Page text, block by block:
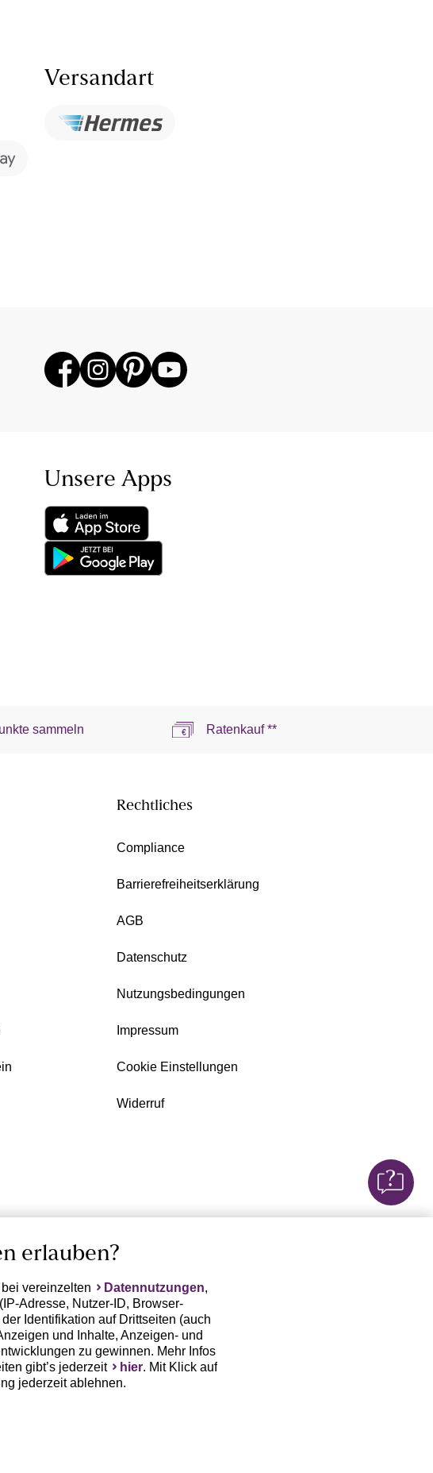
Versandart
Unsere Apps
sammeln Ratenkauf **
Rechtliches
Compliance
Barrierefreiheitserklärung
AGB
Datenschutz
Nutzungsbedingungen
Impressum
Cookie Einstellungen
Widerruf
erlauben?
vereinzelten Datennutzungen,
Adresse, Nutzer-ID, Browser-
Identifikation auf Drittseiten (auch
und Inhalte, Anzeigen- und
zu gewinnen. Mehr Infos
gibt’s jederzeit
hier. Mit Klick auf
jederzeit ablehnen.
Daten (Trackingdaten) oder die
Werbung sowie auch zu eigenen